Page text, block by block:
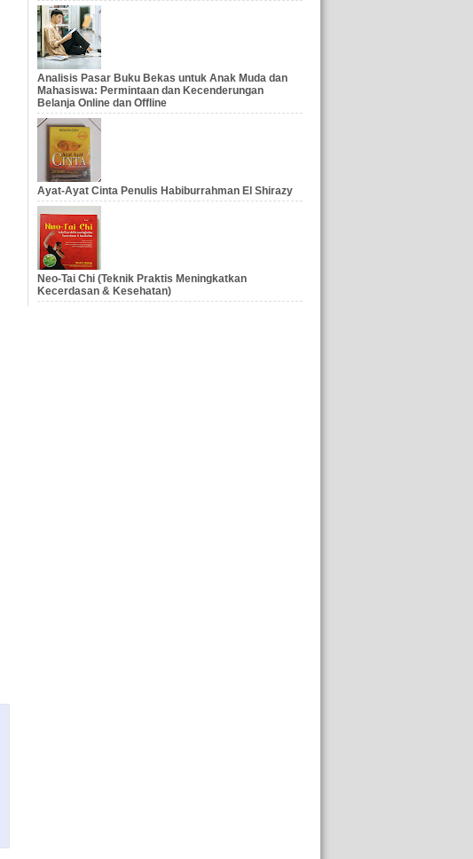
Analisis Pasar Buku Bekas untuk Anak Muda dan
Mahasiswa: Permintaan dan Kecenderungan
Belanja Online dan Offline
Ayat-Ayat Cinta Penulis Habiburrahman El Shirazy
Neo-Tai Chi (Teknik Praktis Meningkatkan
Kecerdasan & Kesehatan)